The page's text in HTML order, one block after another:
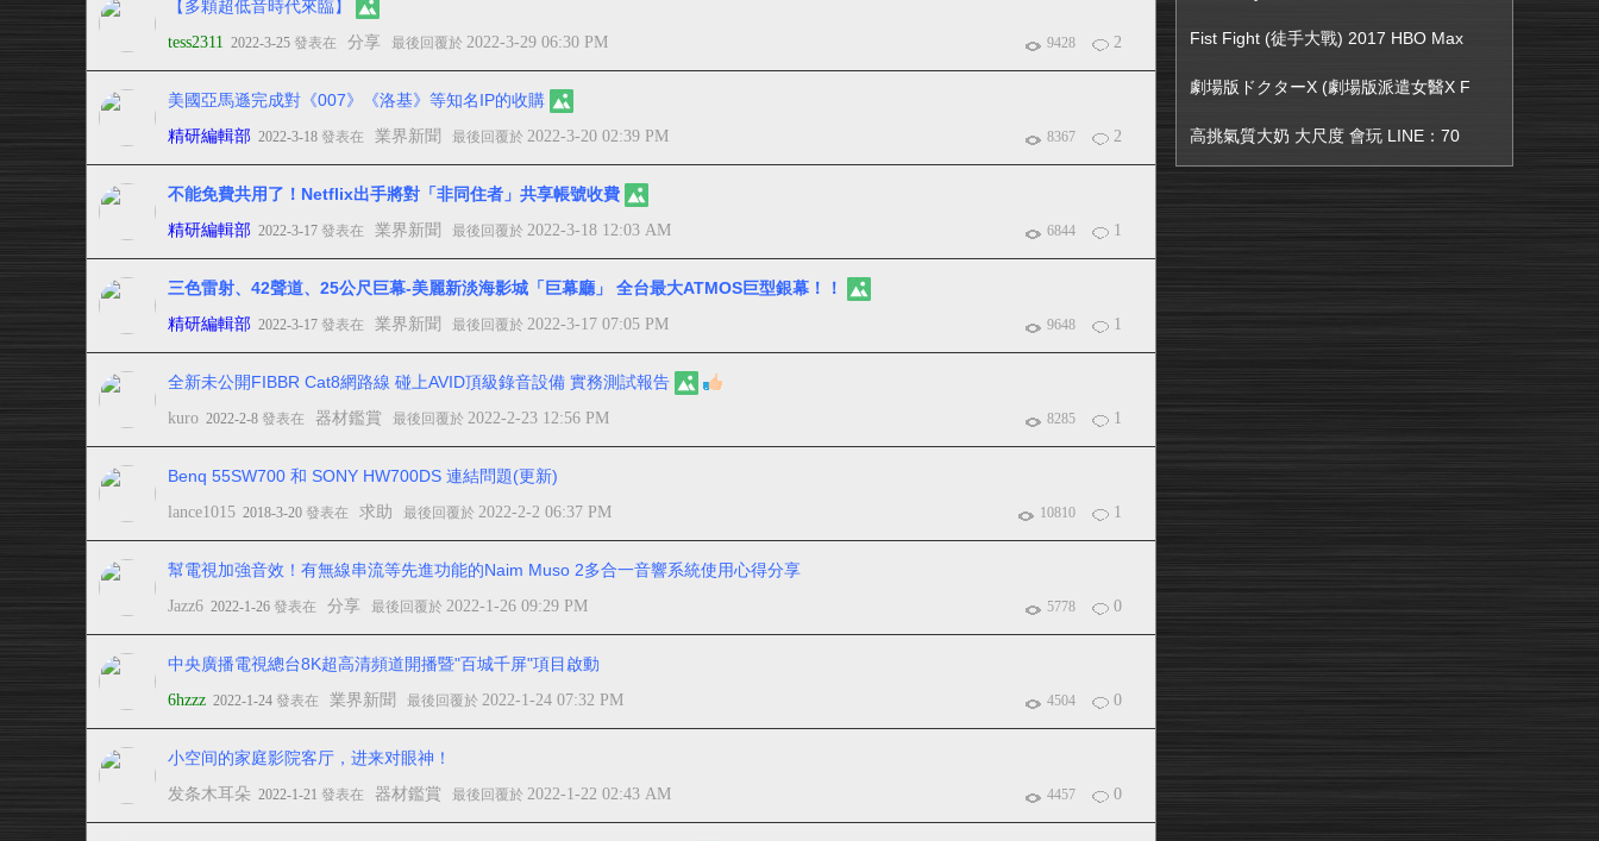
【多顆超低音時代來臨】
9428 2
tess2311 2022-3-25 發表在 分享 最後回覆於 2022-3-29 06:30 PM
美國亞馬遜完成對《007》《洛基》等知名IP的收購
8367 2
精研編輯部 2022-3-18 發表在 業界新聞 最後回覆於 2022-3-20 02:39 PM
不能免費共用了！Netflix出手將對「非同住者」共享帳號收費
6844 1
精研編輯部 2022-3-17 發表在 業界新聞 最後回覆於 2022-3-18 12:03 AM
三色雷射、42聲道、25公尺巨幕-美麗新淡海影城「巨幕廳」 全台最大ATMOS巨型銀幕！！
9648 1
精研編輯部 2022-3-17 發表在 業界新聞 最後回覆於 2022-3-17 07:05 PM
全新未公開FIBBR Cat8網路線 碰上AVID頂級錄音設備 實務測試報告
8285 1
kuro 2022-2-8 發表在 器材鑑賞 最後回覆於 2022-2-23 12:56 PM
Benq 55SW700 和 SONY HW700DS 連結問題(更新)
10810 1
lance1015 2018-3-20 發表在 求助 最後回覆於 2022-2-2 06:37 PM
幫電視加強音效！有無線串流等先進功能的Naim Muso 2多合一音響系統使用心得分享
5778 0
Jazz6 2022-1-26 發表在 分享 最後回覆於 2022-1-26 09:29 PM
中央廣播電視總台8K超高清頻道開播暨"百城千屏"項目啟動
4504 0
6hzzz 2022-1-24 發表在 業界新聞 最後回覆於 2022-1-24 07:32 PM
小空间的家庭影院客厅，进来对眼神！
4457 0
发条木耳朵 2022-1-21 發表在 器材鑑賞 最後回覆於 2022-1-22 02:43 AM
Fist Fight (徒手大戰) 2017 HBO Max
劇場版ドクターX (劇場版派遣女醫X F
高挑氣質大奶 大尺度 會玩 LINE：70